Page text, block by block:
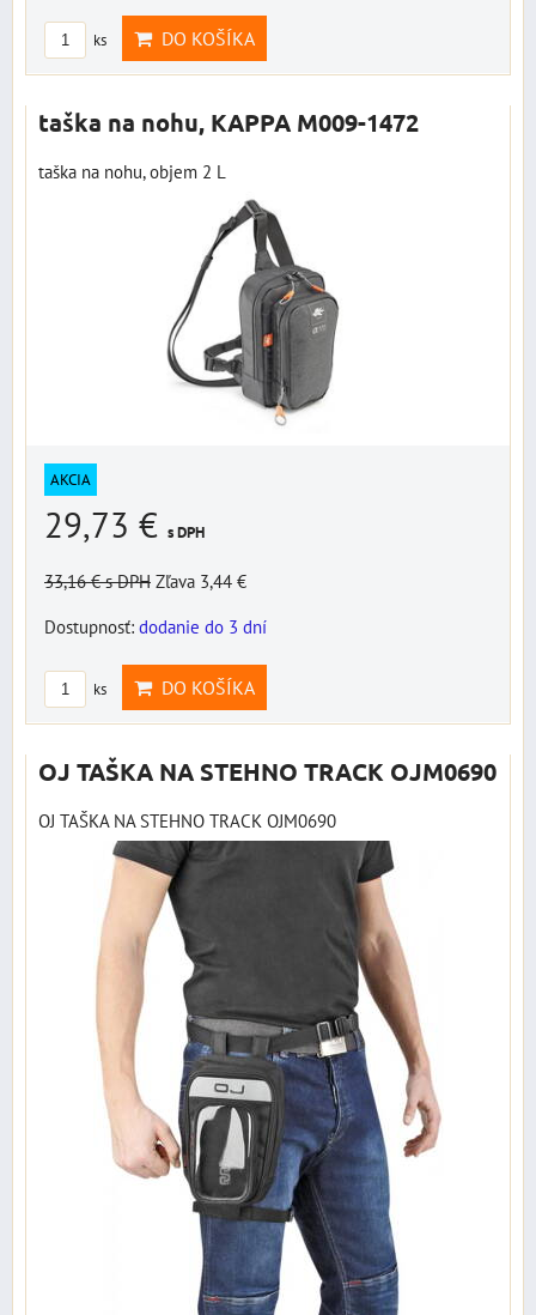
ks DO KOŠÍKA
taška na nohu, KAPPA M009-1472
taška na nohu, objem 2 L
AKCIA
29,73 € s DPH
33,16 €s DPH Zľava 3,44 €
Dostupnosť: dodanie do 3 dní
ks DO KOŠÍKA
OJ TAŠKA NA STEHNO TRACK OJM0690
OJ TAŠKA NA STEHNO TRACK OJM0690